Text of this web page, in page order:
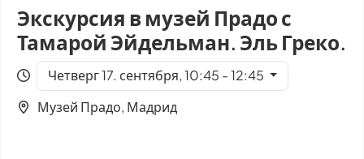
Экскурсия в музей Прадо с
Тамарой Эйдельман. Эль Греко.
Четверг 17. сентября, 10:45 - 12:45
Музей Прадо, Мадрид